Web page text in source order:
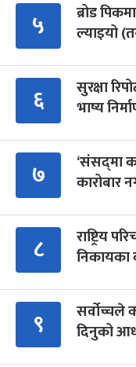
५
ब्रोड
ल्याइयो
६
सुरक्षा
भाष्य
७
‘संसद्‍मा
कारोबार
८
राष्ट्रिय
निकायका
९
सर्वोच्चले
दिनुको